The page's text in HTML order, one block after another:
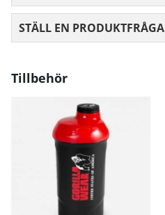
STÄLL EN PRODUKTFRÅGA
Tillbehör